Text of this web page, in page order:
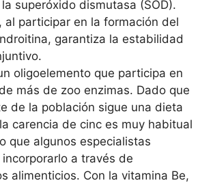
superóxido dismutasa (SOD).
al participar en la formación del
garantiza la estabilidad
oligoelemento que participa en
más de zoo enzimas. Dado que
de la población sigue una dieta
carencia de cinc es muy habitual
que algunos especialistas
a través de
alimenticios. Con la vitamina Be,